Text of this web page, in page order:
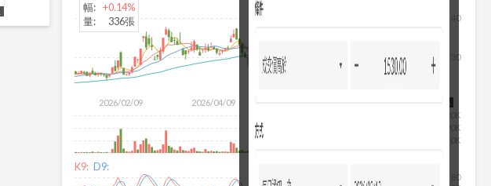
2026/02/09 2026/04/09
30
40
2026/08/06
10K
20K
30K
幅: +0.14%
量: 336張
K9: D9:
80